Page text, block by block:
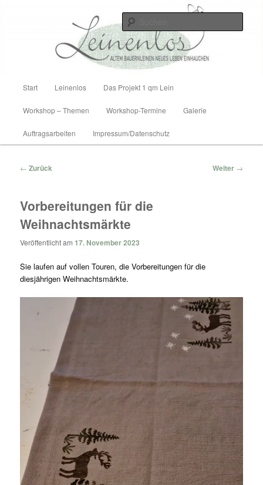
Leinenlos
Start Leinenlos Das Projekt 1 qm Lein
Workshop – Themen Workshop-Termine Galerie
Auftragsarbeiten Impressum/Datenschutz
Beitragsnavigation
← Zurück Weiter →
Vorbereitungen für die
Weihnachtsmärkte
Veröffentlicht am 17. November 2023
Sie laufen auf vollen Touren, die Vorbereitungen für die
diesjährigen Weihnachtsmärkte.